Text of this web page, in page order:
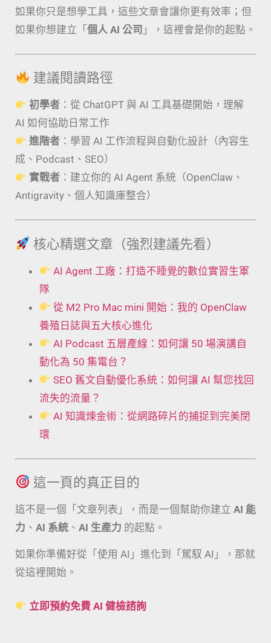
如果你只是想學工具，這些文章會讓你更有效率；但
如果你想建立「 個人 AI 公司 」，這裡會是你的起點。
建議閱讀路徑
初學者 ：從 ChatGPT 與 AI 工具基礎開始，理解
AI 如何協助日常工作
進階者 ：學習 AI 工作流程與自動化設計（內容生
成、Podcast、SEO）
實戰者 ：建立你的 AI Agent 系統（OpenClaw、
Antigravity、個人知識庫整合）
核心精選文章（強烈建議先看）
AI Agent 工廠：打造不睡覺的數位實習生軍
隊
從 M2 Pro Mac mini 開始：我的 OpenClaw
養殖日誌與五大核心進化
AI Podcast 五層產線：如何讓 50 場演講自
動化為 50 集電台？
SEO 舊文自動優化系統：如何讓 AI 幫您找回
流失的流量？
AI 知識煉金術：從網路碎片的捕捉到完美閉
環
這一頁的真正目的
這不是一個「文章列表」，而是一個幫助你建立 AI 能
力 、 AI 系統 、 AI 生產力 的起點。
如果你準備好從「使用 AI」進化到「駕馭 AI」，那就
從這裡開始。
立即預約免費 AI 健檢諮詢